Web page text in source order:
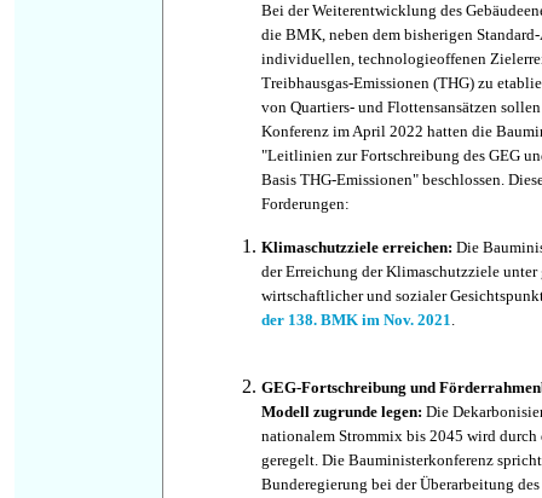
Bei der Weiterentwicklung des
die BMK, neben dem bisherigen
individuellen, technologieoffenen
Treibhausgas-Emissionen (THG) zu
von Quartiers- und Flottensansätzen
Konferenz im April 2022 hatten die
"Leitlinien zur Fortschreibung des GEG
Basis THG-Emissionen" beschlossen.
Forderungen:
Klimaschutzziele erreichen: Die
der Erreichung der Klimaschutzziele
wirtschaftlicher und sozialer
der 138. BMK im Nov. 2021.
GEG-Fortschreibung und
Modell zugrunde legen: Die
nationalem Strommix bis 2045 wird durch
geregelt. Die Bauministerkonferenz
Bunderegierung bei der Überarbeitung des